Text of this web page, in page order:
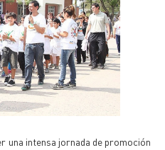
una intensa jornada de promoción